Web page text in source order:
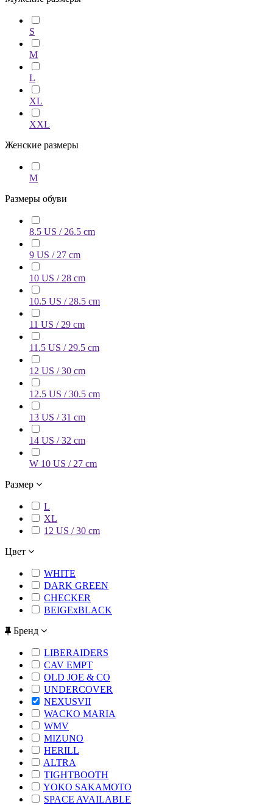
S
M
L
XL
XXL
Женские размеры
M
Размеры обуви
8.5 US / 26.5 cm
9 US / 27 cm
10 US / 28 cm
10.5 US / 28.5 cm
11 US / 29 cm
11.5 US / 29.5 cm
12 US / 30 cm
12.5 US / 30.5 cm
13 US / 31 cm
14 US / 32 cm
W 10 US / 27 cm
Размер
L
XL
12 US / 30 cm
Цвет
WHITE
DARK GREEN
CHECKER
BEIGExBLACK
Бренд
LIBERAIDERS
CAV EMPT
OLD JOE & CO
UNDERCOVER
NEXUSVII
WACKO MARIA
WMV
MIZUNO
HERILL
ALTRA
TIGHTBOOTH
YOKO SAKAMOTO
SPACE AVAILABLE